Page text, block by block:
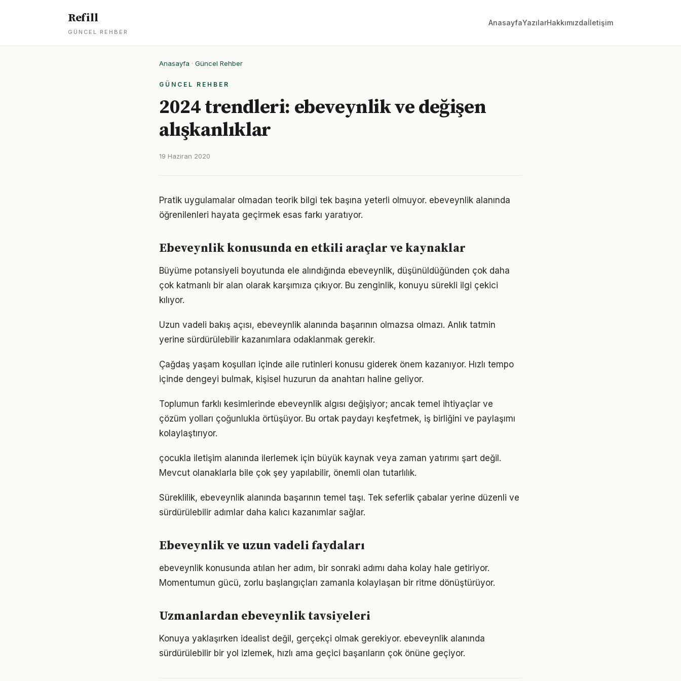
Refill
GÜNCEL REHBER
AnasayfaYazılarHakkımızdaİletişim
Anasayfa · Güncel Rehber
GÜNCEL REHBER
2024 trendleri: ebeveynlik ve değişen
alışkanlıklar
19 Haziran 2020
Pratik uygulamalar olmadan teorik bilgi tek başına yeterli olmuyor. ebeveynlik alanında
öğrenilenleri hayata geçirmek esas farkı yaratıyor.
Ebeveynlik konusunda en etkili araçlar ve kaynaklar
Büyüme potansiyeli boyutunda ele alındığında ebeveynlik, düşünüldüğünden çok daha
çok katmanlı bir alan olarak karşımıza çıkıyor. Bu zenginlik, konuyu sürekli ilgi çekici
kılıyor.
Uzun vadeli bakış açısı, ebeveynlik alanında başarının olmazsa olmazı. Anlık tatmin
yerine sürdürülebilir kazanımlara odaklanmak gerekir.
Çağdaş yaşam koşulları içinde aile rutinleri konusu giderek önem kazanıyor. Hızlı tempo
içinde dengeyi bulmak, kişisel huzurun da anahtarı haline geliyor.
Toplumun farklı kesimlerinde ebeveynlik algısı değişiyor; ancak temel ihtiyaçlar ve
çözüm yolları çoğunlukla örtüşüyor. Bu ortak paydayı keşfetmek, iş birliğini ve paylaşımı
kolaylaştırıyor.
çocukla iletişim alanında ilerlemek için büyük kaynak veya zaman yatırımı şart değil.
Mevcut olanaklarla bile çok şey yapılabilir, önemli olan tutarlılık.
Süreklilik, ebeveynlik alanında başarının temel taşı. Tek seferlik çabalar yerine düzenli ve
sürdürülebilir adımlar daha kalıcı kazanımlar sağlar.
Ebeveynlik ve uzun vadeli faydaları
ebeveynlik konusunda atılan her adım, bir sonraki adımı daha kolay hale getiriyor.
Momentumun gücü, zorlu başlangıçları zamanla kolaylaşan bir ritme dönüştürüyor.
Uzmanlardan ebeveynlik tavsiyeleri
Konuya yaklaşırken idealist değil, gerçekçi olmak gerekiyor. ebeveynlik alanında
sürdürülebilir bir yol izlemek, hızlı ama geçici başarıların çok önüne geçiyor.